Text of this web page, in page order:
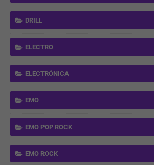
DRILL
ELECTRO
ELECTRÓNICA
EMO
EMO POP ROCK
EMO ROCK